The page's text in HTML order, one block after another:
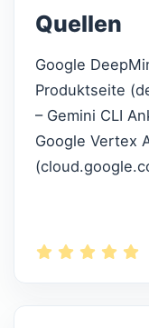
Quellen
Google
Produktseite
– Gemini CLI
Google Vertex